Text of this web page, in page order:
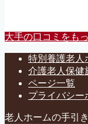
大手の口コミをも
特別養護老人
介護老人保健
ページ一覧
プライバシー
老人ホームの手引